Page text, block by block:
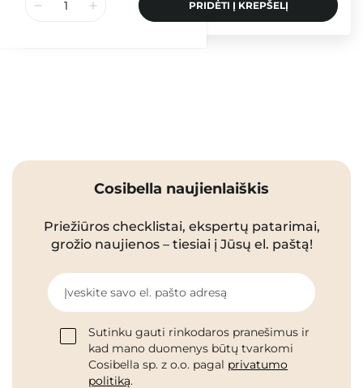
PRIDĖTI Į KREPŠELĮ
Cosibella naujienlaiškis
Priežiūros checklistai, ekspertų patarimai,
grožio naujienos – tiesiai į Jūsų el. paštą!
Įveskite savo el. pašto adresą
Sutinku gauti rinkodaros pranešimus ir
kad mano duomenys būtų tvarkomi
Cosibella sp. z o.o. pagal privatumo
politiką.